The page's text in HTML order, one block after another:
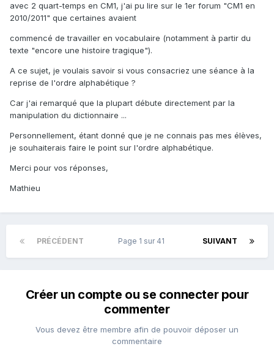
avec 2 quart-temps en CM1, j'ai pu lire sur le 1er forum "CM1 en
2010/2011" que certaines avaient
commencé de travailler en vocabulaire (notamment à partir du
texte "encore une histoire tragique").
A ce sujet, je voulais savoir si vous consacriez une séance à la
reprise de l'ordre alphabétique ?
Car j'ai remarqué que la plupart débute directement par la
manipulation du dictionnaire ...
Personnellement, étant donné que je ne connais pas mes élèves,
je souhaiterais faire le point sur l'ordre alphabétique.
Merci pour vos réponses,
Mathieu
PRÉCÉDENT SUIVANT
Page 1 sur 41
Créer un compte ou se connecter pour
commenter
Vous devez être membre afin de pouvoir déposer un
commentaire